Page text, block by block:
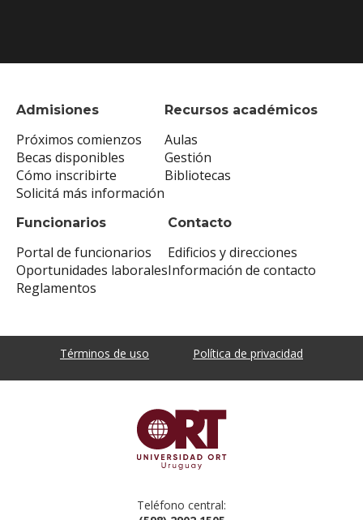
Admisiones
Próximos comienzos
Becas disponibles
Cómo inscribirte
Solicitá más información
Recursos académicos
Aulas
Gestión
Bibliotecas
Funcionarios
Portal de funcionarios
Oportunidades laborales
Reglamentos
Contacto
Edificios y direcciones
Información de contacto
Términos de uso Política de privacidad
Teléfono central: